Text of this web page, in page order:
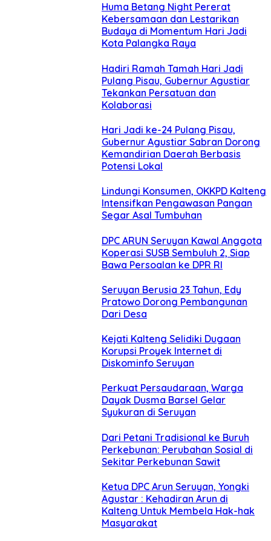
Huma Betang Night Pererat
Kebersamaan dan Lestarikan
Budaya di Momentum Hari Jadi
Kota Palangka Raya
Hadiri Ramah Tamah Hari Jadi
Pulang Pisau, Gubernur Agustiar
Tekankan Persatuan dan
Kolaborasi
Hari Jadi ke-24 Pulang Pisau,
Gubernur Agustiar Sabran Dorong
Kemandirian Daerah Berbasis
Potensi Lokal
Lindungi Konsumen, OKKPD Kalteng
Intensifkan Pengawasan Pangan
Segar Asal Tumbuhan
DPC ARUN Seruyan Kawal Anggota
Koperasi SUSB Sembuluh 2, Siap
Bawa Persoalan ke DPR RI
Seruyan Berusia 23 Tahun, Edy
Pratowo Dorong Pembangunan
Dari Desa
Kejati Kalteng Selidiki Dugaan
Korupsi Proyek Internet di
Diskominfo Seruyan
Perkuat Persaudaraan, Warga
Dayak Dusma Barsel Gelar
Syukuran di Seruyan
Dari Petani Tradisional ke Buruh
Perkebunan: Perubahan Sosial di
Sekitar Perkebunan Sawit
Ketua DPC Arun Seruyan, Yongki
Agustar : Kehadiran Arun di
Kalteng Untuk Membela Hak-hak
Masyarakat